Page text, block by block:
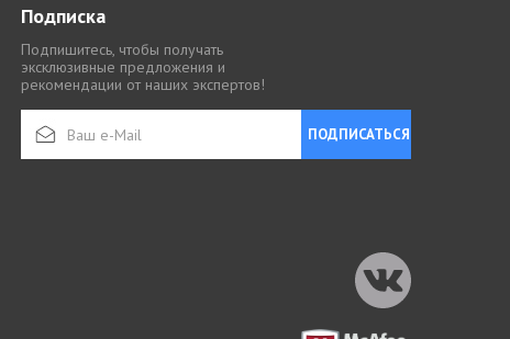
Подписка
Подпишитесь, чтобы получать
эксклюзивные предложения и
рекомендации от наших экспертов!
ПОДПИСАТЬСЯ